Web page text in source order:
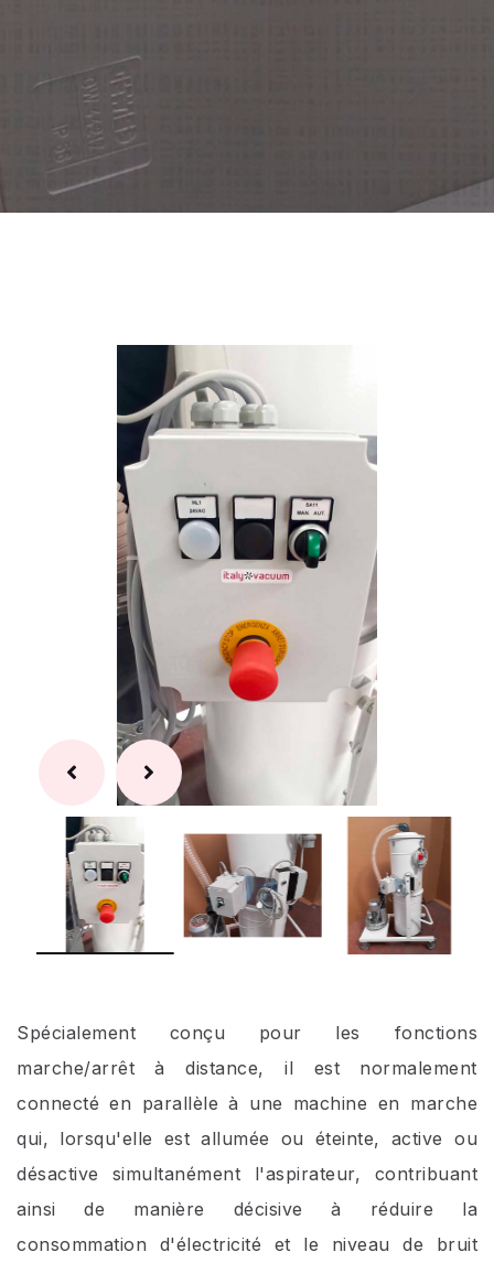
Spécialement conçu pour les fonctions
marche/arrêt à distance, il est normalement
connecté en parallèle à une machine en marche
qui, lorsqu'elle est allumée ou éteinte, active ou
désactive simultanément l'aspirateur, contribuant
ainsi de manière décisive à réduire la
consommation d'électricité et le niveau de bruit